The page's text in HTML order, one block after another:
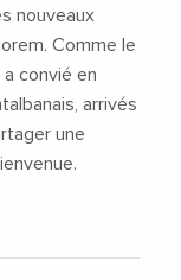
nouveaux
Comme le
convié en
arrivés
une